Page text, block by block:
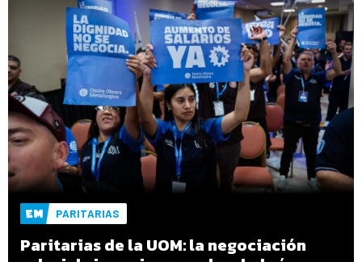
PARITARIAS
Paritarias de la UOM: la negociación